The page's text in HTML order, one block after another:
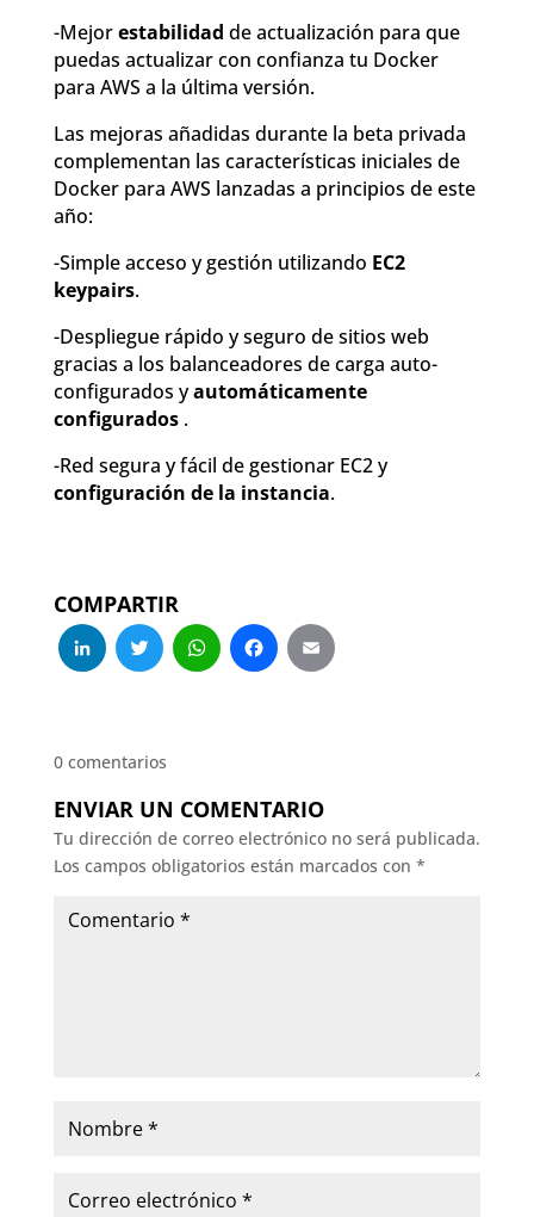
-Mejorestabilidad de actualización para que
puedas actualizar con confianza tu Docker
para AWS a la última versión.
Las mejoras añadidas durante la beta privada
complementan las características iniciales de
Docker para AWS lanzadas a principios de este
año:
-Simple acceso y gestión utilizando EC2
keypairs.
-Despliegue rápido y seguro de sitios web
gracias a los balanceadores de carga auto-
configurados yautomáticamente
configurados .
-Red segura y fácil de gestionar EC2 y
configuración de la instancia.
COMPARTIR
LinkedIn
Twitter
WhatsApp
Facebook
0 comentarios
ENVIAR UN COMENTARIO
Tu dirección de correo electrónico no será publicada.
Los campos obligatorios están marcados con *